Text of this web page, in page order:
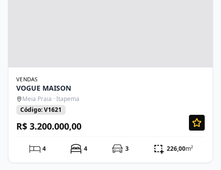
VENDAS
VOGUE MAISON
Meia Praia · Itapema
Código: V1621
R$ 3.200.000,00
4 4 3 226,00m²